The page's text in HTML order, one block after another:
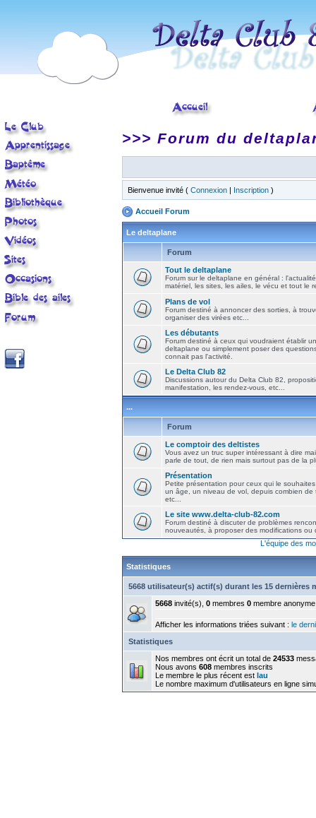
>>> Forum du
Bienvenue invité ( Connexion | Inscription )
Accueil Forum
Le deltaplane
Forum
Tout le deltaplane
Forum sur le deltaplane en général :
matériel, les sites, les ailes, le vécu et tout le
Plans de vol
Forum destiné à annoncer des sorties, à
organiser des virées etc...
Les débutants
Forum destiné à ceux qui voudraient établir
deltaplane ou simplement poser des
connait pas l'activité.
Le Delta Club 82
Discussions autour du Delta Club 82,
manifestation, les rendez-vous, etc...
...
Forum
Le comptoir des deltistes
Vous avez un truc super intéressant à dire
parle de tout, de rien mais surtout pas de la
Présentation
Petite présentation pour ceux qui le
un âge, un niveau de vol, depuis combien de
etc...
Le site www.delta-club-82.com
Forum destiné à discuter de problèmes
nouveautés, à proposer des modifications ou
L'équipe des
Statistiques
5668 utilisateur(s) actif(s) durant les 15 dernières
5668 invité(s), 0 membres 0 membre anonyme
Afficher les informations triées suivant : le
Statistiques
Nos membres ont écrit un total de 24533
Nous avons 608 membres inscrits
Le membre le plus récent est lau
Le nombre maximum d'utilisateurs en ligne